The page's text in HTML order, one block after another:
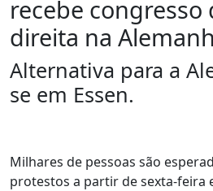
recebe congresso
direita na
Alternativa para a
se em Essen.
Milhares de pessoas são
protestos a partir de sexta-feira